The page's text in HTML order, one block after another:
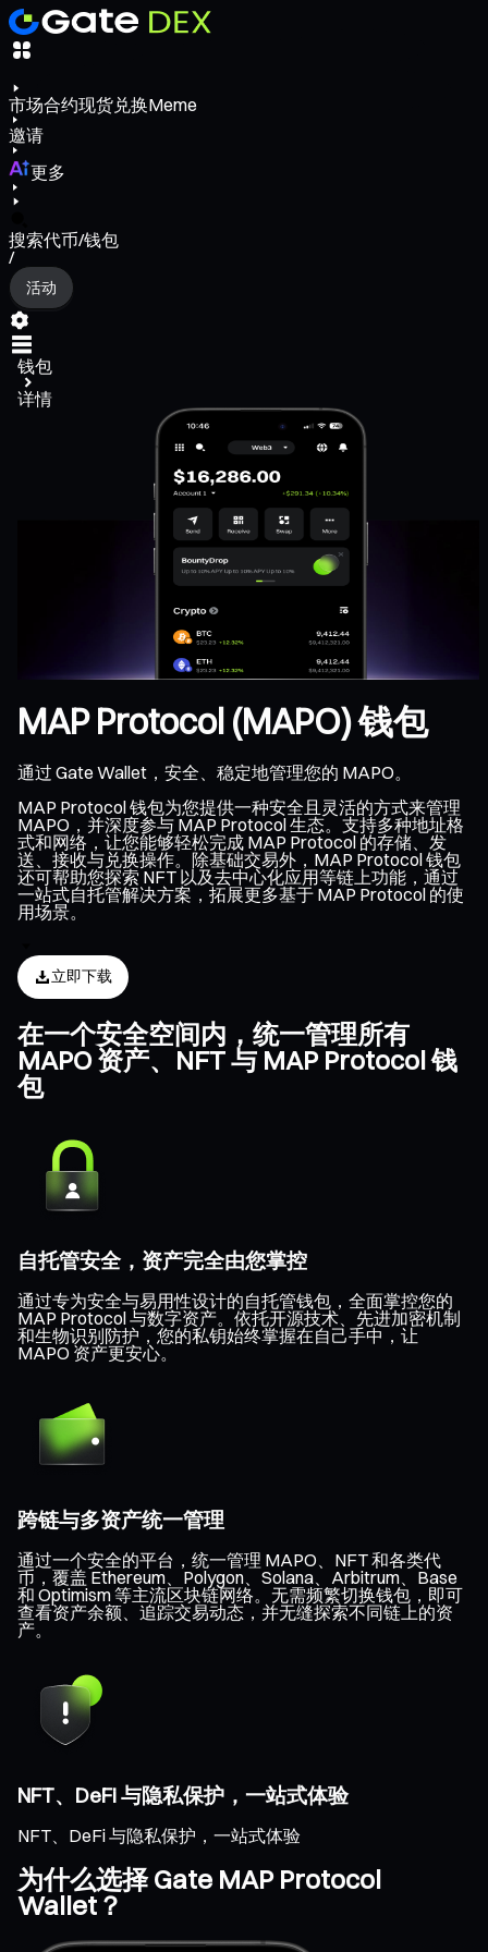
市场合约现货兑换Meme
邀请
更多
搜索代币/钱包
/
活动
钱包
详情
MAP Protocol (MAPO) 钱包
通过 Gate Wallet，安全、稳定地管理您的 MAPO。
MAP Protocol 钱包为您提供一种安全且灵活的方式来管理
MAPO，并深度参与 MAP Protocol 生态。支持多种地址格
式和网络，让您能够轻松完成 MAP Protocol 的存储、发
送、接收与兑换操作。除基础交易外，MAP Protocol 钱包
还可帮助您探索 NFT 以及去中心化应用等链上功能，通过
一站式自托管解决方案，拓展更多基于 MAP Protocol 的使
用场景。
立即下载
在一个安全空间内，统一管理所有
MAPO 资产、NFT 与 MAP Protocol 钱
包
自托管安全，资产完全由您掌控
通过专为安全与易用性设计的自托管钱包，全面掌控您的
MAP Protocol 与数字资产。依托开源技术、先进加密机制
和生物识别防护，您的私钥始终掌握在自己手中，让
MAPO 资产更安心。
跨链与多资产统一管理
通过一个安全的平台，统一管理 MAPO、NFT 和各类代
币，覆盖 Ethereum、Polygon、Solana、Arbitrum、Base
和 Optimism 等主流区块链网络。无需频繁切换钱包，即可
查看资产余额、追踪交易动态，并无缝探索不同链上的资
产。
NFT、DeFi 与隐私保护，一站式体验
NFT、DeFi 与隐私保护，一站式体验
为什么选择 Gate MAP Protocol
Wallet？